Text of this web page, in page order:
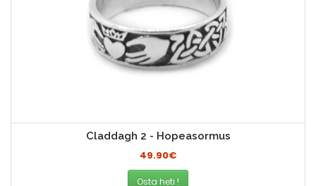
Claddagh 2 - Hopeasormus
49.90€
Osta heti !